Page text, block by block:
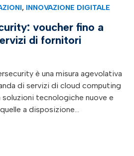
, INNOVAZIONE DIGITALE
voucher fino a
di fornitori
è una misura agevolativa
di servizi di cloud computing
tecnologiche nuove e
a disposizione…